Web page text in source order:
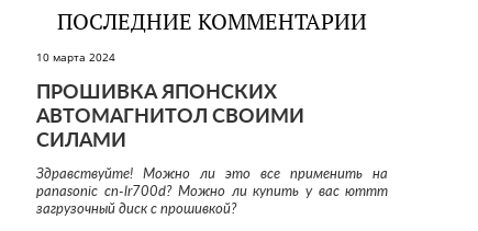
ПОСЛЕДНИЕ КОММЕНТАРИИ
10 марта 2024
ПРОШИВКА ЯПОНСКИХ
АВТОМАГНИТОЛ СВОИМИ
СИЛАМИ
Здравствуйте! Можно ли это все применить на
panasonic cn-lr700d? Можно ли купить у вас юттт
загрузочный диск с прошивкой?